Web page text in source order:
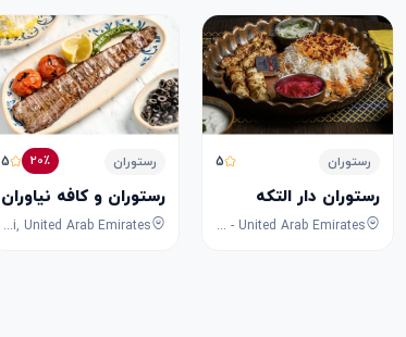
رستوران 5
رستوران دار التکه
8F53+FPG - University City Rd - Muwaileh Commercial - Industrial Area - Sharjah - United Arab Emirates
رستوران 20٪ 5
رستوران و کافه نیاوران
Shop G5, MM Towers, 6, Al Maktoum Road, Riggat Al Buteen, Deira, Dubai, Dubai, United Arab Emirates